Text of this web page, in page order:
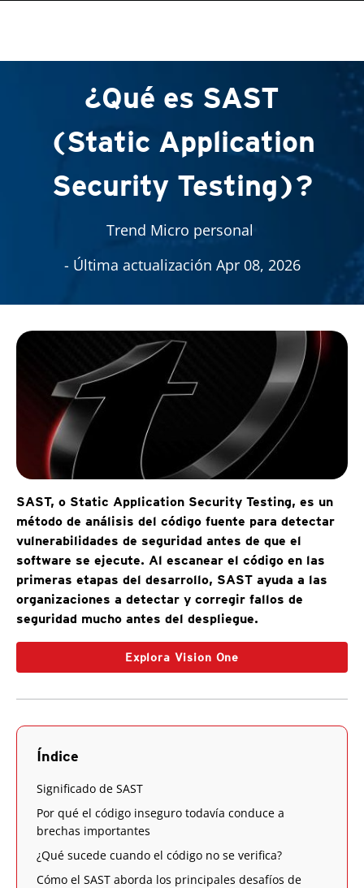
¿Qué es SAST
(Static Application
Security Testing)?
Trend Micro personal
- Última actualización Apr 08, 2026
SAST, o Static Application Security Testing, es un
método de análisis del código fuente para detectar
vulnerabilidades de seguridad antes de que el
software se ejecute. Al escanear el código en las
primeras etapas del desarrollo, SAST ayuda a las
organizaciones a detectar y corregir fallos de
seguridad mucho antes del despliegue.
Explora Vision One
Índice
Significado de SAST
Por qué el código inseguro todavía conduce a
brechas importantes
¿Qué sucede cuando el código no se verifica?
Cómo el SAST aborda los principales desafíos de
Products